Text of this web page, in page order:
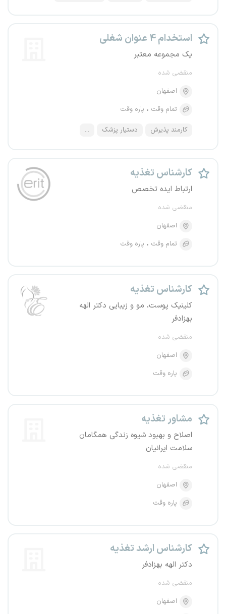
استخدام ۴ عنوان شغلی
یک مجموعه معتبر
منقضی شده
اصفهان
تمام وقت
پاره وقت
کارمند پذیرش دستیار پزشک ...
کارشناس تغذیه
ارتباط ایده تخصص
منقضی شده
اصفهان
تمام وقت
پاره وقت
کارشناس تغذیه
کلینیک پوست، مو و زیبایی دکتر الهه
بهزادفر
منقضی شده
اصفهان
پاره وقت
مشاور تغذیه
اصلاح و بهبود شیوه زندگی همگامان
سلامت ایرانیان
منقضی شده
اصفهان
پاره وقت
کارشناس ارشد تغذیه
دکتر الهه بهزادفر
منقضی شده
اصفهان